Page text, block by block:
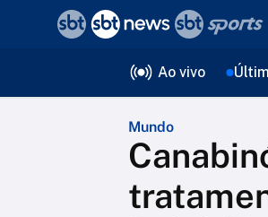
Ao vivo
Mundo
voltar
Editorias